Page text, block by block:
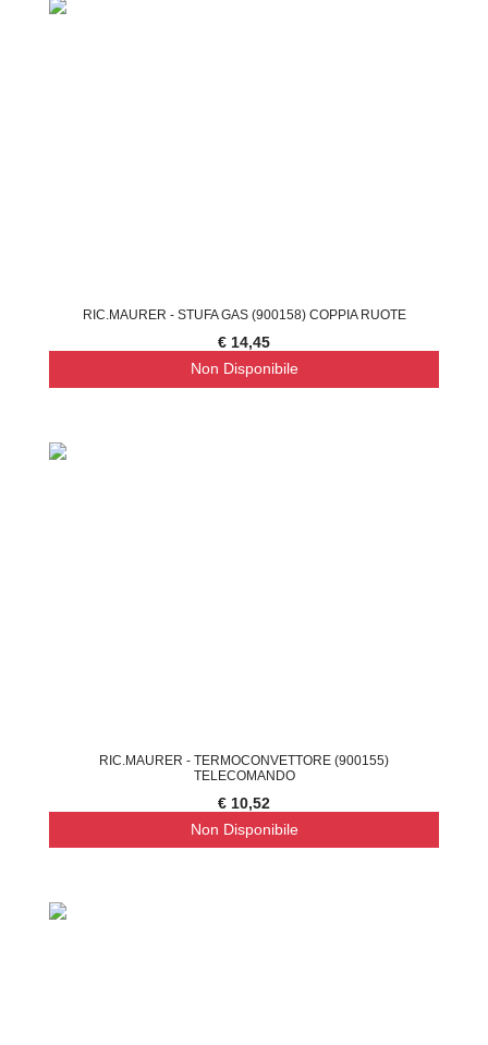
RIC.MAURER - STUFA GAS (900158) COPPIA RUOTE
€ 14,45
Non Disponibile
RIC.MAURER - TERMOCONVETTORE (900155)
TELECOMANDO
€ 10,52
Non Disponibile